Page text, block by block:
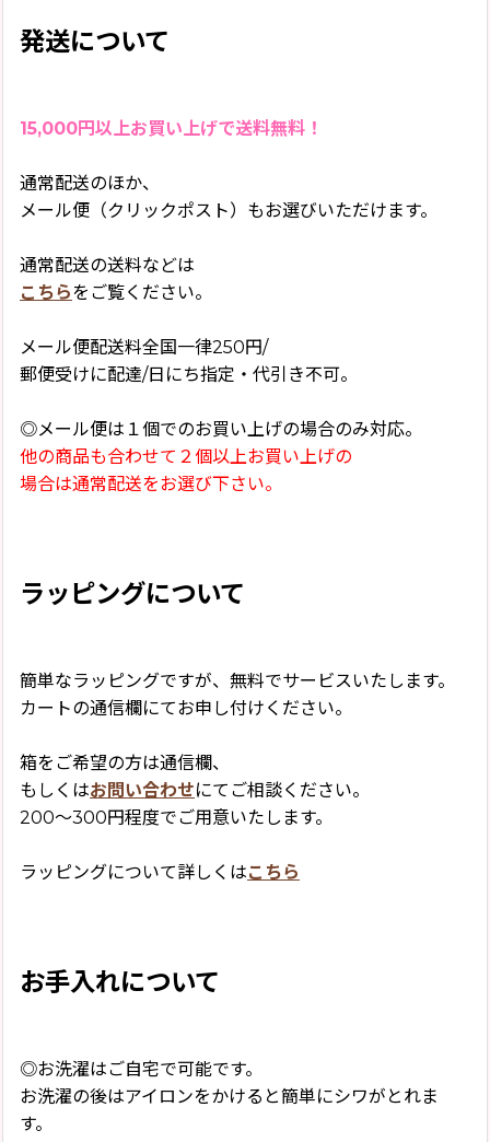
発送について
15,000円以上お買い上げで送料無料！
通常配送のほか、
メール便（クリックポスト）もお選びいただけます。
通常配送の送料などは
こちらをご覧ください。
メール便配送料全国一律250円/
郵便受けに配達/日にち指定・代引き不可。
◎メール便は１個でのお買い上げの場合のみ対応。
他の商品も合わせて２個以上お買い上げの
場合は通常配送をお選び下さい。
ラッピングについて
簡単なラッピングですが、無料でサービスいたします。
カートの通信欄にてお申し付けください。
箱をご希望の方は通信欄、
もしくはお問い合わせにてご相談ください。
200〜300円程度でご用意いたします。
ラッピングについて詳しくはこちら
お手入れについて
◎お洗濯はご自宅で可能です。
お洗濯の後はアイロンをかけると簡単にシワがとれま
す。